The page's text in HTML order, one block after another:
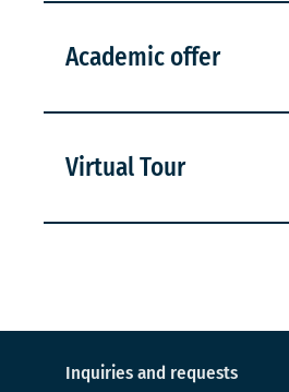
Academic offer
Virtual Tour
Inquiries and requests